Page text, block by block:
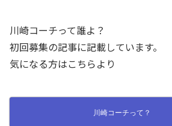
川崎コーチって誰よ？
初回募集の記事に記載しています。
気になる方はこちらより
川崎コーチって？